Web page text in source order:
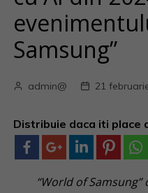
Samsung”
admin@ 21
Distribuie daca iti place
“World of